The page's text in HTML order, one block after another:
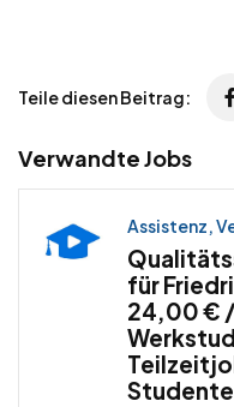
Teile diesen Beitrag:
Verwandte Jobs
Assistenz,
für
24,00 €